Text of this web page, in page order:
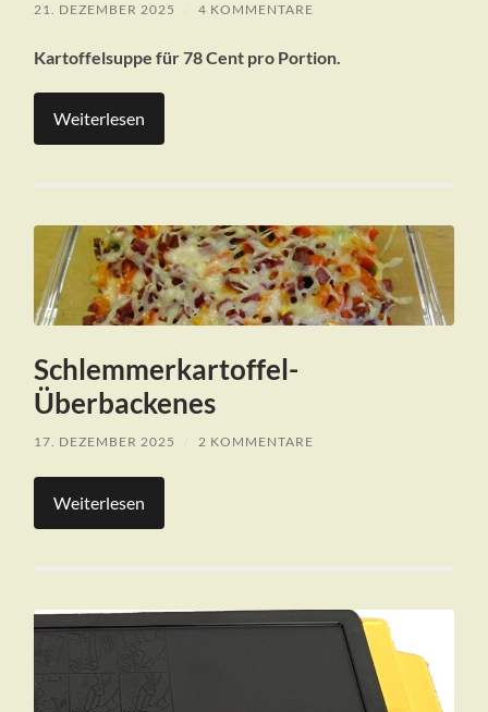
21. DEZEMBER 2025 4 KOMMENTARE
Kartoffelsuppe für 78 Cent pro Portion.
Weiterlesen
Schlemmerkartoffel-
Überbackenes
17. DEZEMBER 2025 2 KOMMENTARE
Weiterlesen